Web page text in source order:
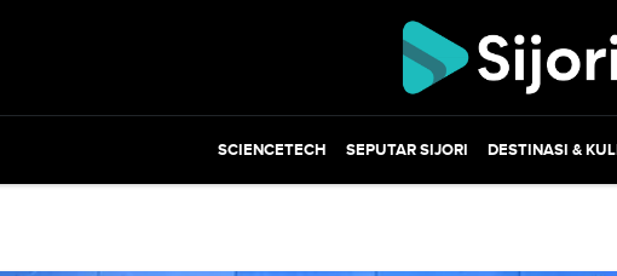
SCIENCETECH SEPUTAR SIJORI DESTINASI &